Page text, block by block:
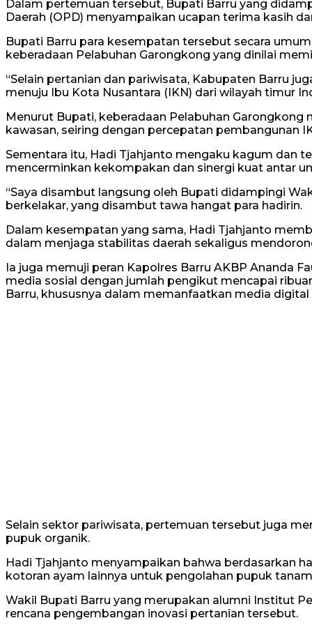
Dalam pertemuan tersebut, Bupati Barru yang
Daerah (OPD) menyampaikan ucapan terima kasih
Bupati Barru para kesempatan tersebut secara
keberadaan Pelabuhan Garongkong yang dinilai
“Selain pertanian dan pariwisata, Kabupaten Barru
menuju Ibu Kota Nusantara (IKN) dari wilayah timur
Menurut Bupati, keberadaan Pelabuhan
kawasan, seiring dengan percepatan pembangunan
Sementara itu, Hadi Tjahjanto mengaku kagum dan
mencerminkan kekompakan dan sinergi kuat antar
“Saya disambut langsung oleh Bupati didampingi
berkelakar, yang disambut tawa hangat para hadirin.
Dalam kesempatan yang sama, Hadi Tjahjanto
dalam menjaga stabilitas daerah sekaligus
Ia juga memuji peran Kapolres Barru AKBP Ananda
media sosial dengan jumlah pengikut mencapai
Barru, khususnya dalam memanfaatkan media
Selain sektor pariwisata, pertemuan tersebut juga
pupuk organik.
Hadi Tjahjanto menyampaikan bahwa berdasarkan
kotoran ayam lainnya untuk pengolahan pupuk
Wakil Bupati Barru yang merupakan alumni Institut
rencana pengembangan inovasi pertanian tersebut.